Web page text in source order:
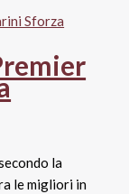
la
le migliori in